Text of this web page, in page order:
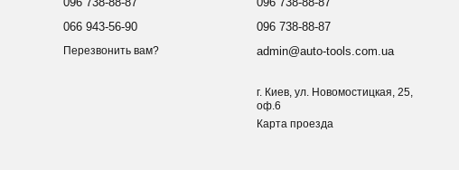
066 943-56-90
Перезвонить вам?
096 738-88-87
admin@auto-tools.com.ua
г. Киев, ул. Новомостицкая, 25,
оф.6
Карта проезда